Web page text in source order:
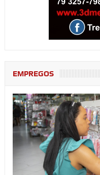
EMPREGOS